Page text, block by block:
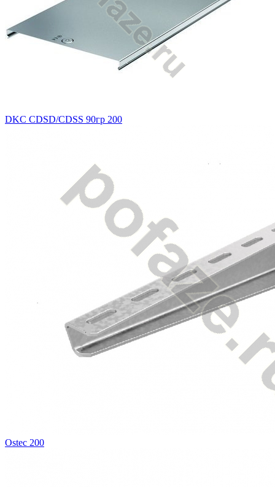
DKC CDSD/CDSS 90гр 200
Ostec 200